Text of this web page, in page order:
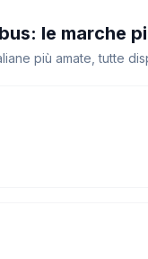
le marche
più amate, tutte